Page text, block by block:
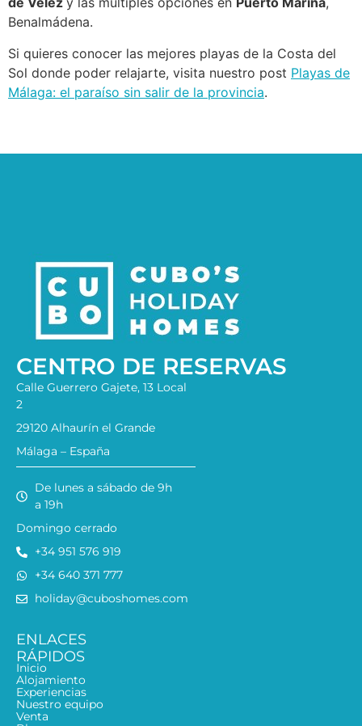
Benalmádena.
Si quieres conocer las mejores playas de la Costa del
Sol donde poder relajarte, visita nuestro post Playas de
Málaga: el paraíso sin salir de la provincia.
CENTRO DE RESERVAS
Calle Guerrero Gajete, 13 Local
2
29120 Alhaurín el Grande
Málaga – España
De lunes a sábado de 9h
a 19h
Domingo cerrado
+34 951 576 919
+34 640 371 777
holiday@cuboshomes.com
ENLACES
RÁPIDOS
Inicio
Alojamiento
Experiencias
Nuestro equipo
Venta